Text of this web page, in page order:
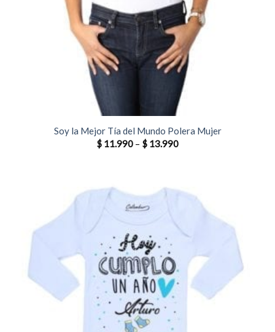
Soy la Mejor Tía del Mundo Polera Mujer
$ 11.990 – $ 13.990